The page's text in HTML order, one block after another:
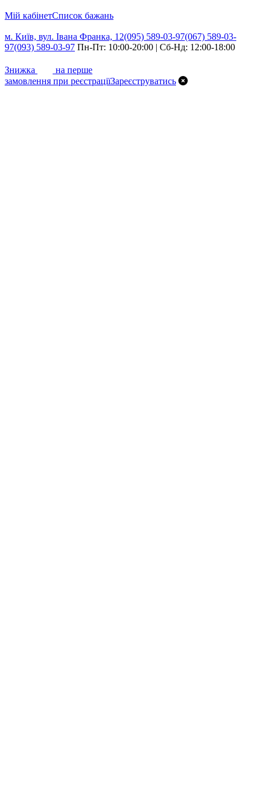
Мій кабінетCписок бажань
м. Київ, вул. Івана Франка, 12(095) 589-03-97(067) 589-03-
97(093) 589-03-97 Пн-Пт: 10:00-20:00 | Сб-Нд: 12:00-18:00
Знижка
на перше
замовлення при реєстраціїЗареєструватись